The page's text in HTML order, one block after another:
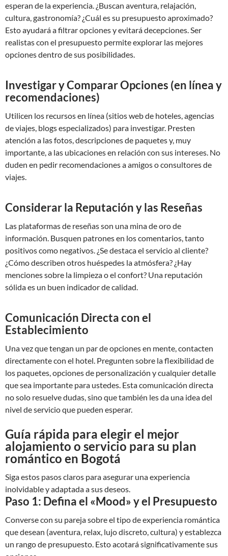
esperan de la experiencia. ¿Buscan aventura, relajación,
cultura, gastronomía? ¿Cuál es su presupuesto aproximado?
Esto ayudará a filtrar opciones y evitará decepciones. Ser
realistas con el presupuesto permite explorar las mejores
opciones dentro de sus posibilidades.
Investigar y Comparar Opciones (en línea y
recomendaciones)
Utilicen los recursos en línea (sitios web de hoteles, agencias
de viajes, blogs especializados) para investigar. Presten
atención a las fotos, descripciones de paquetes y, muy
importante, a las ubicaciones en relación con sus intereses. No
duden en pedir recomendaciones a amigos o consultores de
viajes.
Considerar la Reputación y las Reseñas
Las plataformas de reseñas son una mina de oro de
información. Busquen patrones en los comentarios, tanto
positivos como negativos. ¿Se destaca el servicio al cliente?
¿Cómo describen otros huéspedes la atmósfera? ¿Hay
menciones sobre la limpieza o el confort? Una reputación
sólida es un buen indicador de calidad.
Comunicación Directa con el
Establecimiento
Una vez que tengan un par de opciones en mente, contacten
directamente con el hotel. Pregunten sobre la flexibilidad de
los paquetes, opciones de personalización y cualquier detalle
que sea importante para ustedes. Esta comunicación directa
no solo resuelve dudas, sino que también les da una idea del
nivel de servicio que pueden esperar.
Guía rápida para elegir el mejor
alojamiento o servicio para su plan
romántico en Bogotá
Siga estos pasos claros para asegurar una experiencia
inolvidable y adaptada a sus deseos.
Paso 1: Defina el «Mood» y el Presupuesto
Converse con su pareja sobre el tipo de experiencia romántica
que desean (aventura, relax, lujo discreto, cultura) y establezca
un rango de presupuesto. Esto acotará significativamente sus